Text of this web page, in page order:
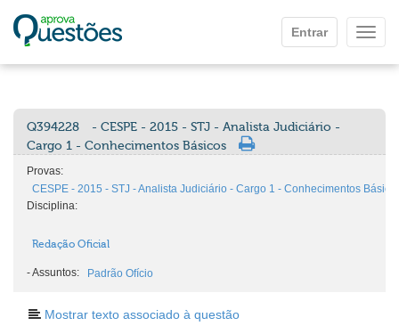
Entrar
Q394228
- CESPE - 2015 - STJ - Analista Judiciário -
Cargo 1 - Conhecimentos Básicos
Provas:
CESPE - 2015 - STJ - Analista Judiciário - Cargo 1 - Conhecimentos
Disciplina:
Redação Oficial
-Assuntos: Padrão Ofício
Mostrar texto associado à questão